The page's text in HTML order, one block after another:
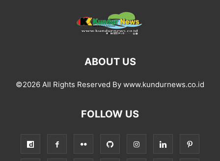
ABOUT US
©2026 All Rights Reserved By www.kundurnews.co.id
FOLLOW US